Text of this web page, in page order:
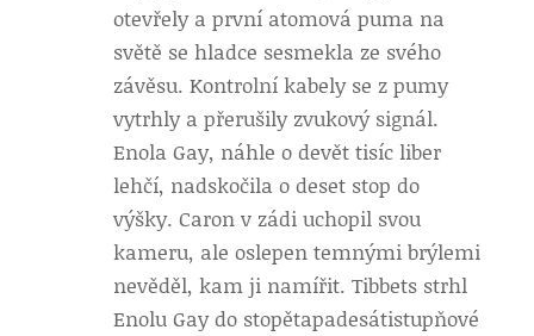
otevřely a první atomová puma na
světě se hladce sesmekla ze svého
závěsu. Kontrolní kabely se z pumy
vytrhly a přerušily zvukový signál.
Enola Gay, náhle o devět tisíc liber
lehčí, nadskočila o deset stop do
výšky. Caron v zádi uchopil svou
kameru, ale oslepen temnými brýlemi
nevěděl, kam ji namířit. Tibbets strhl
Enolu Gay do stopětapadesátistupňové